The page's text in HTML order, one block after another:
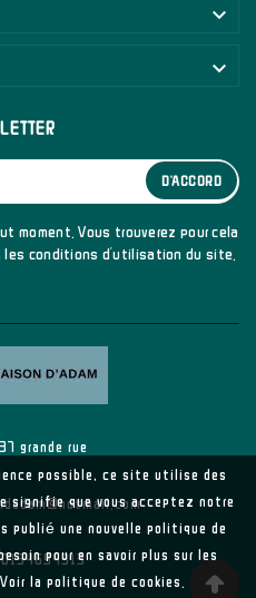
possible, ce site utilise des
que vous acceptez notre
publié une nouvelle politique de
pour en savoir plus sur les
la politique de cookies.


D'ACCORD
moment. Vous trouverez pour cela
conditions d'utilisation du site.
37 grande rue
0134694313